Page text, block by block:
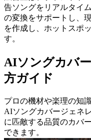
告ソングをリアルタイ
の変換をサポートし、
を作成し、ホットスポ
す。
AIソングカバ
方ガイド
プロの機材や楽理の知
AIソングカバージェネ
に匹敵する品質のカバ
できます。